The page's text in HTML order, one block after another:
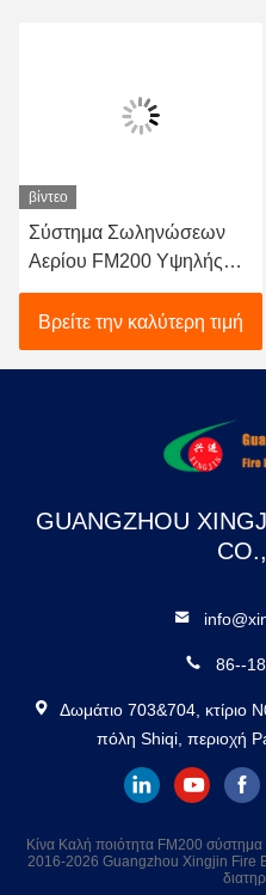
βίντεο
Σύστημα Σωληνώσεων
Αερίου FM200 Υψηλής
Χωρητικότητας -
Επαγγελματικός
Εξοπλισμός Πυρόσβεσης
Βρείτε την καλύτερη τιμή
GUANGZHOU
86--
Δωμάτιο 703&704, κτίριο
πόλη Shiqi, περιοχή
Κίνα Καλή ποιότητα FM200
2016-2026 Guangzhou Xingjin Fire